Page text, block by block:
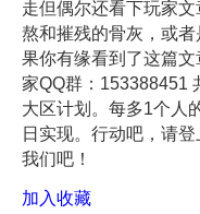
走但偶尔还看下玩家
熬和摧残的骨灰，或
果你有缘看到了这篇
家QQ群：153388451
大区计划。每多1个人
日实现。行动吧，请
我们吧！
加入收藏